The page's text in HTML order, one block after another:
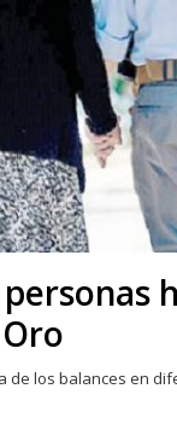
de los balances en